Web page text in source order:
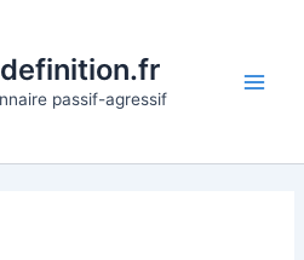
passif-agressif